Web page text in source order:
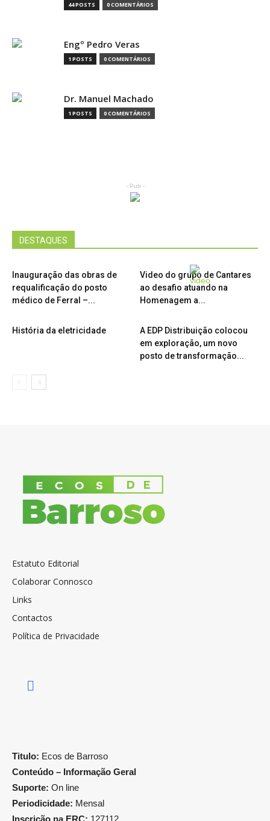
44 POSTS 0 COMENTÁRIOS
Engº Pedro Veras
1 POSTS 0 COMENTÁRIOS
Dr. Manuel Machado
1 POSTS 0 COMENTÁRIOS
- Pub -
DESTAQUES
Inauguração das obras de
requalificação do posto
médico de Ferral –...
Video do grupo de Cantares
ao desafio atuando na
Homenagem a...
História da eletricidade
A EDP Distribuição colocou
em exploração, um novo
posto de transformação...
Estatuto Editorial
Colaborar Connosco
Links
Contactos
Política de Privacidade
Titulo: Ecos de Barroso
Conteúdo – Informação Geral
Suporte: On line
Periodicidade: Mensal
Inscrição na ERC: 127112